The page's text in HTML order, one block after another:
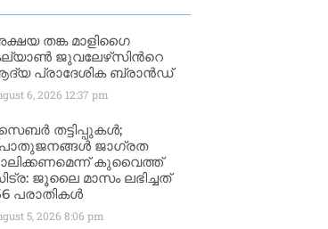
തങ്ക മാളിഗൈ
ജുവലേഴ്‌സിന്‍റെ
പ്രാദേശിക ബ്രാന്‍ഡ്
6, 2026 12:37 pm
തട്ടിപ്പുകൾ;
ജാഗ്രത
കുവൈത്ത്
ജൂലൈ മാസം ലഭിച്ചത്
പരാതികൾ
5, 2026 8:06 pm